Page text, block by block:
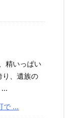
精いっぱい
り、遺族の
で ...